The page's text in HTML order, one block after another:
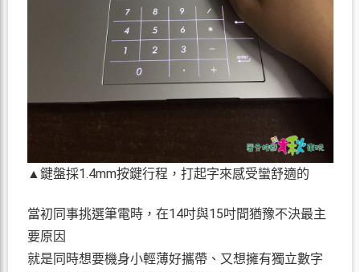
▲鍵盤採1.4mm按鍵行程，打起字來感受蠻舒適的
當初同事挑選筆電時，在14吋與15吋間猶豫不決最主
要原因
就是同時想要機身小輕薄好攜帶、又想擁有獨立數字